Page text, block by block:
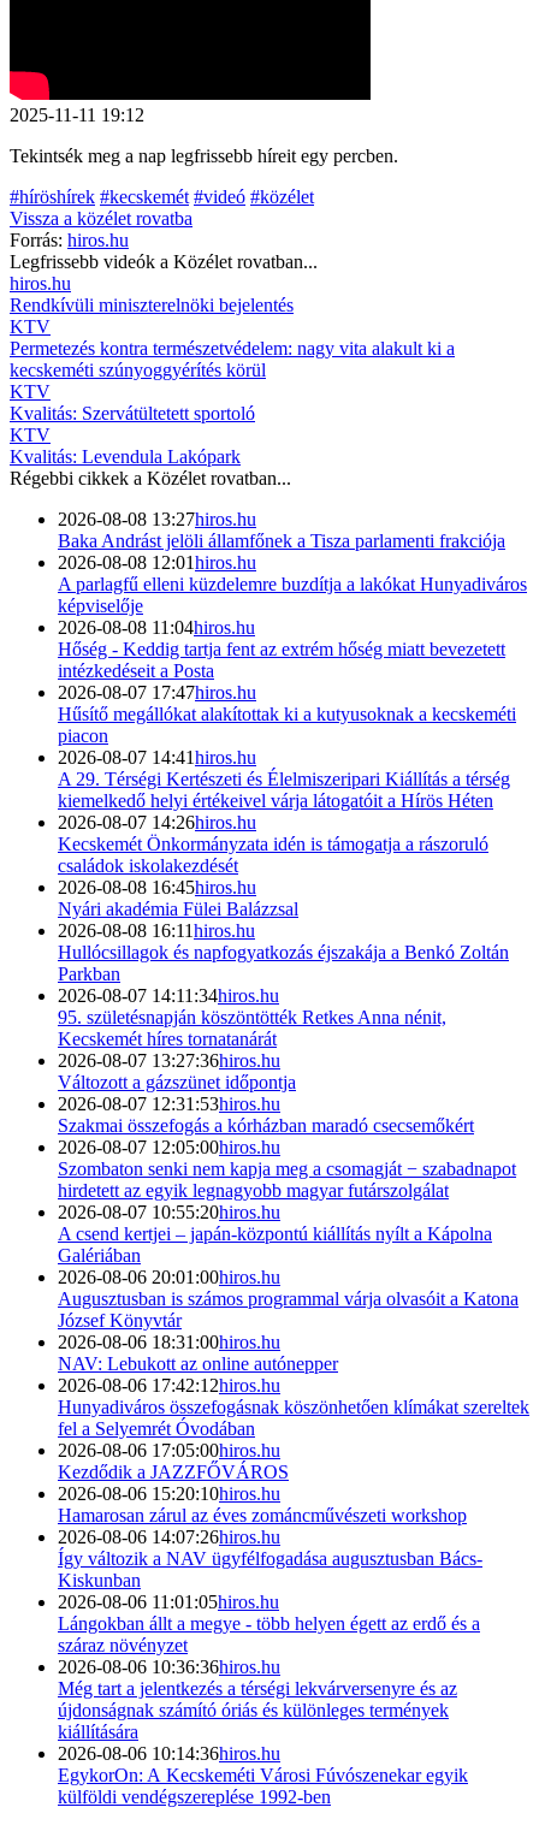
2025-11-11 19:12
Tekintsék meg a nap legfrissebb híreit egy percben.
#híröshírek #kecskemét #videó #közélet
Vissza a közélet rovatba
Forrás: hiros.hu
Legfrissebb videók a Közélet rovatban...
hiros.hu
Rendkívüli miniszterelnöki bejelentés
KTV
Permetezés kontra természetvédelem: nagy vita alakult ki a
kecskeméti szúnyoggyérítés körül
KTV
Kvalitás: Szervátültetett sportoló
KTV
Kvalitás: Levendula Lakópark
Régebbi cikkek a Közélet rovatban...
2026-08-08 13:27hiros.hu
Baka Andrást jelöli államfőnek a Tisza parlamenti frakciója
2026-08-08 12:01hiros.hu
A parlagfű elleni küzdelemre buzdítja a lakókat Hunyadiváros
képviselője
2026-08-08 11:04hiros.hu
Hőség - Keddig tartja fent az extrém hőség miatt bevezetett
intézkedéseit a Posta
2026-08-07 17:47hiros.hu
Hűsítő megállókat alakítottak ki a kutyusoknak a kecskeméti
piacon
2026-08-07 14:41hiros.hu
A 29. Térségi Kertészeti és Élelmiszeripari Kiállítás a térség
kiemelkedő helyi értékeivel várja látogatóit a Hírös Héten
2026-08-07 14:26hiros.hu
Kecskemét Önkormányzata idén is támogatja a rászoruló
családok iskolakezdését
2026-08-08 16:45hiros.hu
Nyári akadémia Fülei Balázzsal
2026-08-08 16:11hiros.hu
Hullócsillagok és napfogyatkozás éjszakája a Benkó Zoltán
Parkban
2026-08-07 14:11:34hiros.hu
95. születésnapján köszöntötték Retkes Anna nénit,
Kecskemét híres tornatanárát
2026-08-07 13:27:36hiros.hu
Változott a gázszünet időpontja
2026-08-07 12:31:53hiros.hu
Szakmai összefogás a kórházban maradó csecsemőkért
2026-08-07 12:05:00hiros.hu
Szombaton senki nem kapja meg a csomagját − szabadnapot
hirdetett az egyik legnagyobb magyar futárszolgálat
2026-08-07 10:55:20hiros.hu
A csend kertjei – japán-központú kiállítás nyílt a Kápolna
Galériában
2026-08-06 20:01:00hiros.hu
Augusztusban is számos programmal várja olvasóit a Katona
József Könyvtár
2026-08-06 18:31:00hiros.hu
NAV: Lebukott az online autónepper
2026-08-06 17:42:12hiros.hu
Hunyadiváros összefogásnak köszönhetően klímákat szereltek
fel a Selyemrét Óvodában
2026-08-06 17:05:00hiros.hu
Kezdődik a JAZZFŐVÁROS
2026-08-06 15:20:10hiros.hu
Hamarosan zárul az éves zománcművészeti workshop
2026-08-06 14:07:26hiros.hu
Így változik a NAV ügyfélfogadása augusztusban Bács-
Kiskunban
2026-08-06 11:01:05hiros.hu
Lángokban állt a megye - több helyen égett az erdő és a
száraz növényzet
2026-08-06 10:36:36hiros.hu
Még tart a jelentkezés a térségi lekvárversenyre és az
újdonságnak számító óriás és különleges termények
kiállítására
2026-08-06 10:14:36hiros.hu
EgykorOn: A Kecskeméti Városi Fúvószenekar egyik
külföldi vendégszereplése 1992-ben